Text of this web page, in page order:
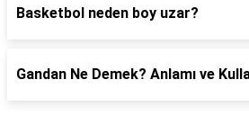
Basketbol neden boy uzar?
Gandan Ne Demek? Anlamı ve